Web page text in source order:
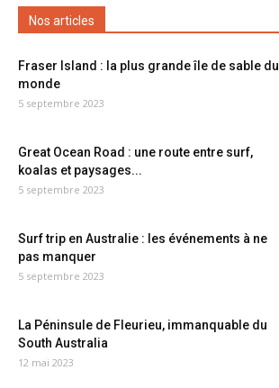
Nos articles
Fraser Island : la plus grande île de sable du
monde
5 septembre 2023
Great Ocean Road : une route entre surf,
koalas et paysages...
5 septembre 2023
Surf trip en Australie : les événements à ne
pas manquer
5 septembre 2023
La Péninsule de Fleurieu, immanquable du
South Australia
12 mai 2023